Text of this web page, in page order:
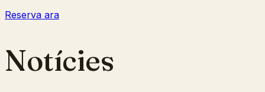
Reserva ara
Notícies